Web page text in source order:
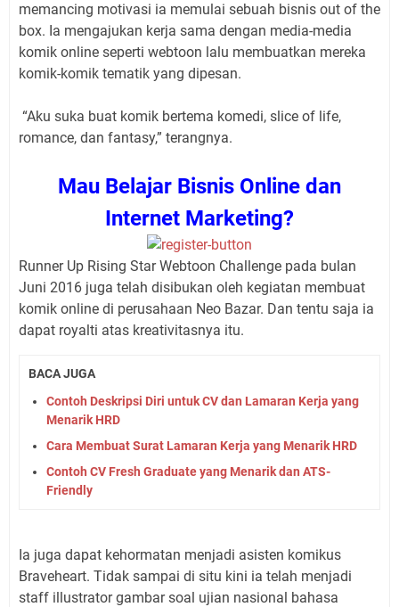
memancing motivasi ia memulai sebuah bisnis out of the
box. Ia mengajukan kerja sama dengan media-media
komik online seperti webtoon lalu membuatkan mereka
komik-komik tematik yang dipesan.
“Aku suka buat komik bertema komedi, slice of life,
romance, dan fantasy,” terangnya.
Mau Belajar Bisnis Online dan
Internet Marketing?
Runner Up Rising Star Webtoon Challenge pada bulan
Juni 2016 juga telah disibukan oleh kegiatan membuat
komik online di perusahaan Neo Bazar. Dan tentu saja ia
dapat royalti atas kreativitasnya itu.
BACA JUGA
Contoh Deskripsi Diri untuk CV dan Lamaran Kerja yang
Menarik HRD
Cara Membuat Surat Lamaran Kerja yang Menarik HRD
Contoh CV Fresh Graduate yang Menarik dan ATS-
Friendly
Ia juga dapat kehormatan menjadi asisten komikus
Braveheart. Tidak sampai di situ kini ia telah menjadi
staff illustrator gambar soal ujian nasional bahasa